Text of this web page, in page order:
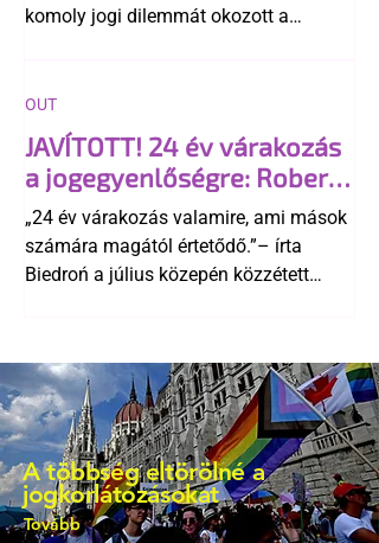
komoly jogi dilemmát okozott a
egyértelműen tiltja a házasságuk
elismerését. Közben az ellenzéken belül
is vita robbant ki arról, hogy vissza
kellene-e vonni a kormány konzervatív
alkotmánymódosítását
JAVÍTOTT! 24 év várakozás
a jogegyenlőségre: Robert
Biedroń megindító üzenete
a lengyel bejegyzett
élettársi kapcsolatokért
„24 év várakozás valamire, ami mások
számára magától értetődő.”– írta
Biedroń a július közepén közzétett
OUT
A többség eltörölné a
jogkorlátozásokat
Tovább